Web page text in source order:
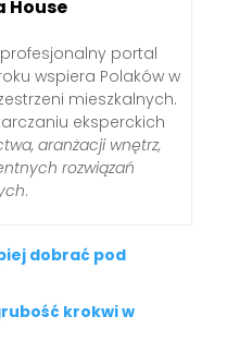
House
portal
wspiera Polaków w
mieszkalnych.
eksperckich
aranżacji wnętrz,
rozwiązań
.
dobrać pod
krokwi w